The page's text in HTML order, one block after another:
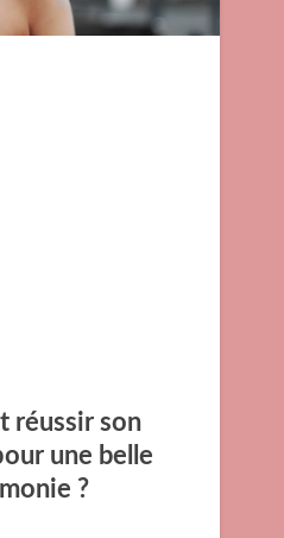
réussir son
une belle
?